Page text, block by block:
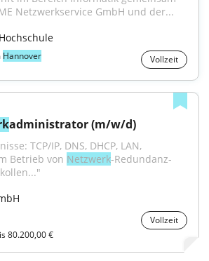
Netzwerkservice GmbH und der...
Hannover Vollzeit
administrator (m/w/d)
TCP/IP, DNS, DHCP, LAN,
Betrieb von Netzwerk-Redundanz-
Vollzeit
80.200,00 €